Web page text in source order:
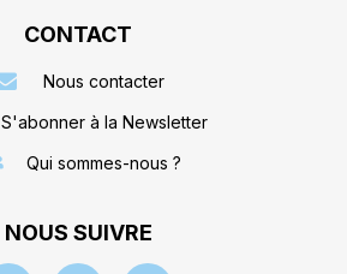
CONTACT
Nous contacter
S'abonner à la Newsletter
Qui sommes-nous ?
NOUS SUIVRE